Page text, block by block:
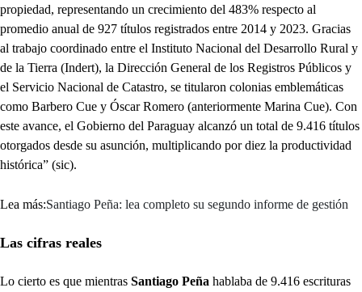
propiedad, representando un crecimiento del 483% respecto al
promedio anual de 927 títulos registrados entre 2014 y 2023. Gracias
al trabajo coordinado entre el Instituto Nacional del Desarrollo Rural y
de la Tierra (Indert), la Dirección General de los Registros Públicos y
el Servicio Nacional de Catastro, se titularon colonias emblemáticas
como Barbero Cue y Óscar Romero (anteriormente Marina Cue). Con
este avance, el Gobierno del Paraguay alcanzó un total de 9.416 títulos
otorgados desde su asunción, multiplicando por diez la productividad
histórica” (sic).
Lea más:Santiago Peña: lea completo su segundo informe de gestión
Las cifras reales
Lo cierto es que mientras Santiago Peña hablaba de 9.416 escrituras